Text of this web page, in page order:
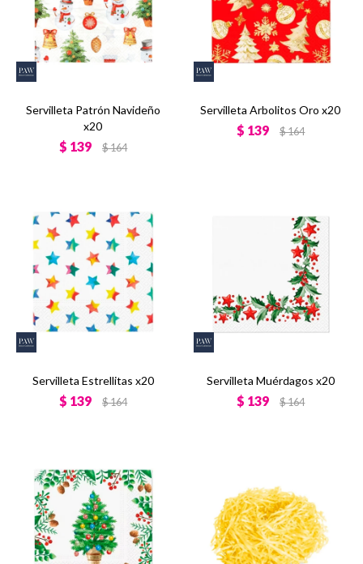
Servilleta Patrón Navideño
x20
$ 139 $164
Servilleta Arbolitos Oro x20
$ 139 $164
Servilleta Estrellitas x20
$ 139 $164
Servilleta Muérdagos x20
$ 139 $164